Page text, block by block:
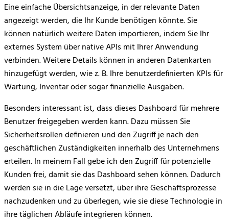
Eine einfache Übersichtsanzeige, in der relevante Daten
angezeigt werden, die Ihr Kunde benötigen könnte. Sie
können natürlich weitere Daten importieren, indem Sie Ihr
externes System über native APIs mit Ihrer Anwendung
verbinden. Weitere Details können in anderen Datenkarten
hinzugefügt werden, wie z. B. Ihre benutzerdefinierten KPIs für
Wartung, Inventar oder sogar finanzielle Ausgaben.
Besonders interessant ist, dass dieses Dashboard für mehrere
Benutzer freigegeben werden kann. Dazu müssen Sie
Sicherheitsrollen definieren und den Zugriff je nach den
geschäftlichen Zuständigkeiten innerhalb des Unternehmens
erteilen. In meinem Fall gebe ich den Zugriff für potenzielle
Kunden frei, damit sie das Dashboard sehen können. Dadurch
werden sie in die Lage versetzt, über ihre Geschäftsprozesse
nachzudenken und zu überlegen, wie sie diese Technologie in
ihre täglichen Abläufe integrieren können.